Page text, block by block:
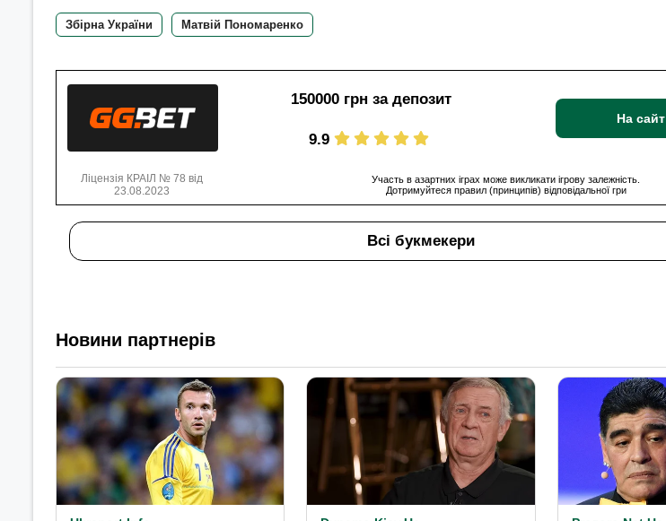
Збірна України Матвій Пономаренко
150000 грн за депозит
9.9
На сайт
Ліцензія КРАІЛ № 78 від
23.08.2023
Участь в азартних іграх може викликати ігрову залежність.
Дотримуйтеся правил (принципів) відповідальної гри
Всі букмекери